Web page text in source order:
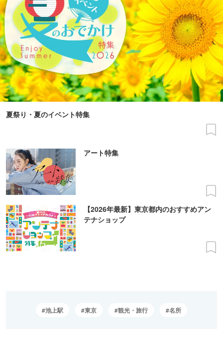
夏祭り・夏のイベント特集
アート特集
【2026年最新】東京都内のおすすめアン
テナショップ
池上駅 東京 観光・旅行 名所